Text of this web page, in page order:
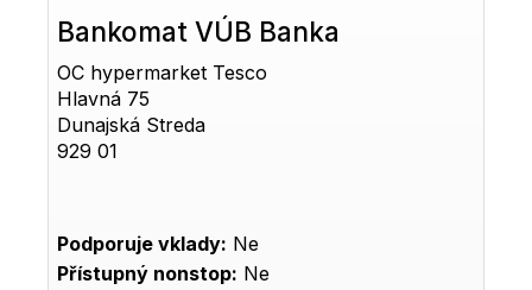
Bankomat VÚB Banka
OC hypermarket Tesco
Hlavná 75
Dunajská Streda
929 01
Podporuje vklady: Ne
Přístupný nonstop: Ne